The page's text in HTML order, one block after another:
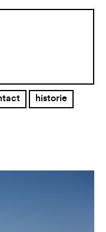
historie